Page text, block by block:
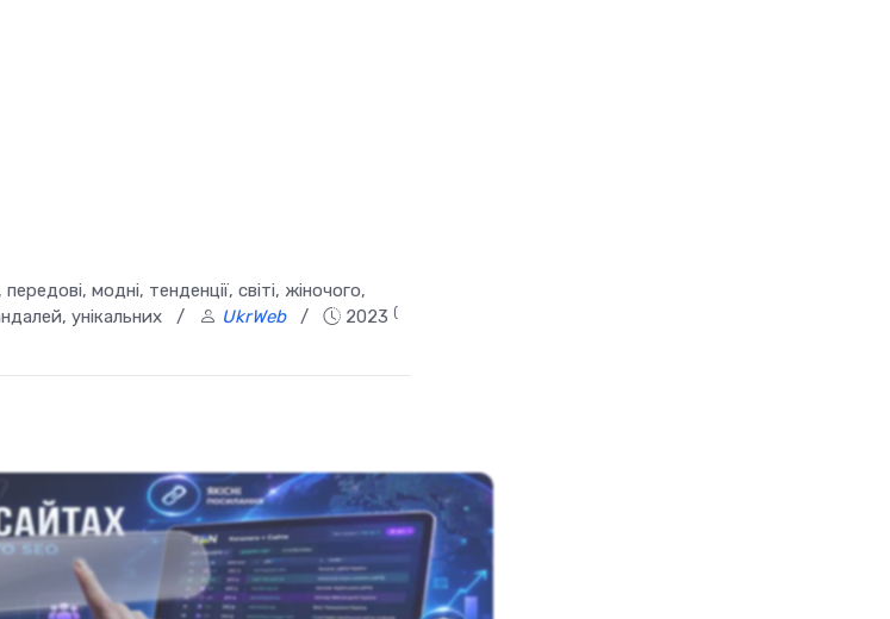
модні, тенденції, світі, жіночого,
унікальних / UkrWeb/ 2023 (